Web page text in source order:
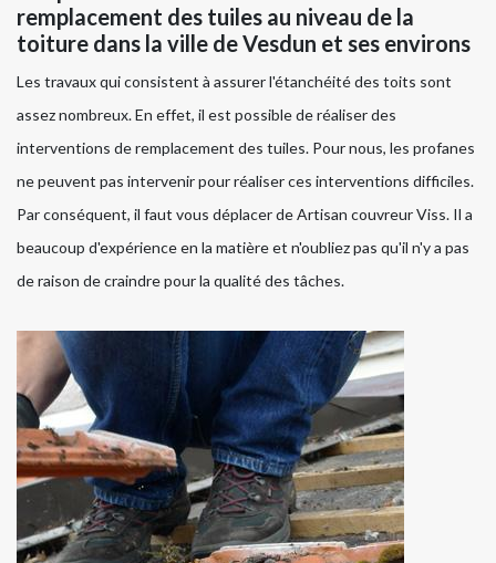
remplacement des tuiles au niveau de la
toiture dans la ville de Vesdun et ses environs
Les travaux qui consistent à assurer l'étanchéité des toits sont
assez nombreux. En effet, il est possible de réaliser des
interventions de remplacement des tuiles. Pour nous, les profanes
ne peuvent pas intervenir pour réaliser ces interventions difficiles.
Par conséquent, il faut vous déplacer de Artisan couvreur Viss. Il a
beaucoup d'expérience en la matière et n'oubliez pas qu'il n'y a pas
de raison de craindre pour la qualité des tâches.